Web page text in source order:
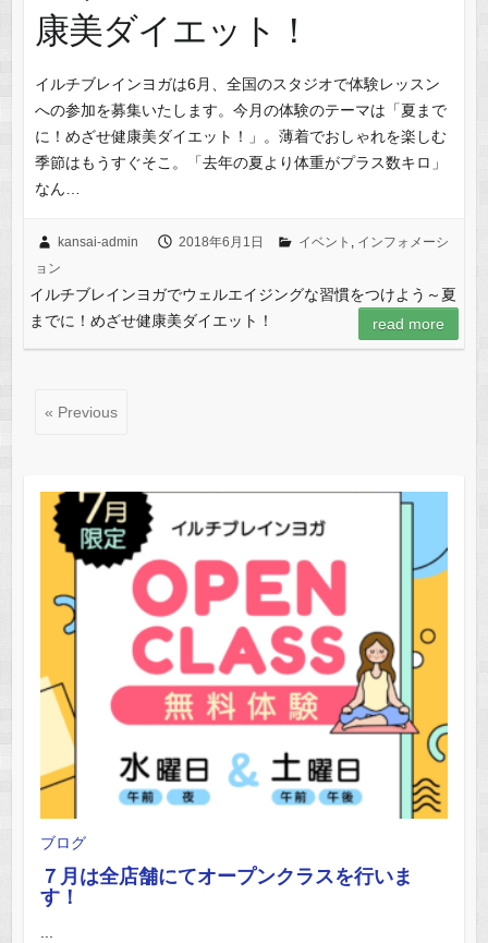
康美ダイエット！
イルチブレインヨガは6月、全国のスタジオで体験レッスン
への参加を募集いたします。今月の体験のテーマは「夏まで
に！めざせ健康美ダイエット！」。薄着でおしゃれを楽しむ
季節はもうすぐそこ。「去年の夏より体重がプラス数キロ」
なん…
kansai-admin 2018年6月1日 イベント , インフォメーシ
ョン
イルチブレインヨガでウェルエイジングな習慣をつけよう～夏
までに！めざせ健康美ダイエット！
read more
« Previous
ブログ
７月は全店舗にてオープンクラスを行いま
す！
...